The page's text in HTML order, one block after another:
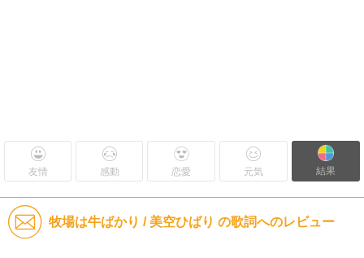
友情 感動 恋愛 元気 結果
牧場は牛ばかり / 美空ひばり の歌詞へのレビュー